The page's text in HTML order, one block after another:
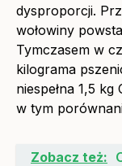
dysproporcji.
wołowiny
Tymczasem w
kilograma
niespełna 1,5
w tym
Zobacz też: